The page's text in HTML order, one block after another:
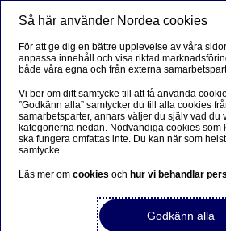
Så här använder Nordea cookies
För att ge dig en bättre upplevelse av våra
anpassa innehåll och visa riktad
både våra egna och från externa
Vi ber om ditt samtycke till att få använda
”Godkänn alla” samtycker du till alla cookies
samarbetsparter, annars väljer du själv vad du
kategorierna nedan. Nödvändiga cookies som
ska fungera omfattas inte. Du kan när som
samtycke.
Läs mer omcookiesoch hur vi behandlar
Godkänn alla